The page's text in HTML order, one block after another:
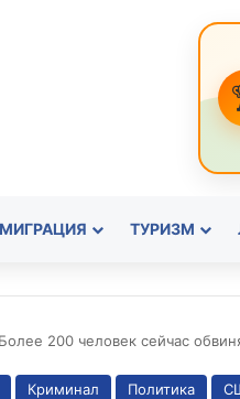
ТУРИЗМ
Более 200 человек сейчас
Криминал Политика